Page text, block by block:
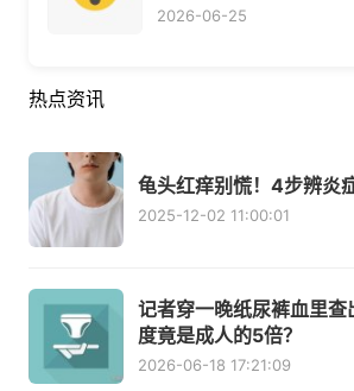
2026-06-25
热点资讯
龟头红痒别慌！4步辨炎
2025-12-02 11:00:01
记者穿一晚纸尿裤血里
度竟是成人的5倍？
2026-06-18 17:21:09